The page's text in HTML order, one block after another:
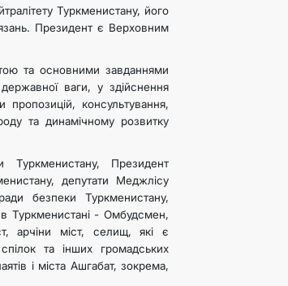
Туркменистану, його
Президент є Верховним
та основними завданнями
ваги, у здійснення
пропозицій, консультування,
та динамічному розвитку
Президент
депутати Меджлісу
безпеки Туркменистану,
Туркменистані - Омбудсмен,
арчіни міст, селищ, які є
та інших громадських
і міста Ашгабат, зокрема,